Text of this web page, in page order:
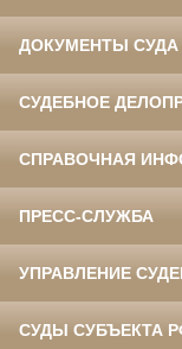
ДОКУМЕНТЫ СУДА
СУДЕБНОЕ
СПРАВОЧНАЯ
ПРЕСС-СЛУЖБА
УПРАВЛЕНИЕ
СУДЫ СУБЪЕКТА